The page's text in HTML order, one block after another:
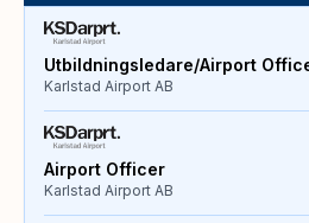
Utbildningsledare/Airport
Karlstad Airport AB
Airport Officer
Karlstad Airport AB